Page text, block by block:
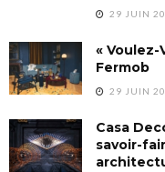
29 JUIN
« Voulez-
Fermob
29 JUIN
Casa
savoir-